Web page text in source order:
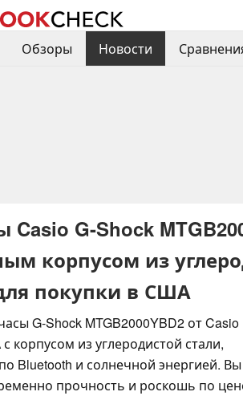
Обзоры Новости
G-Shock
корпусом из
покупки в США
G-Shock MTGB2000YBD2 от Casio
корпусом из углеродистой стали,
Bluetooth и солнечной энергией. Вы
прочность и роскошь по